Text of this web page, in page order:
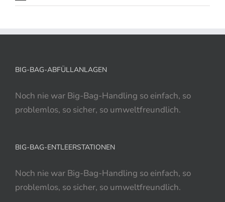
BIG-BAG-ABFÜLLANLAGEN
Noch nie war Big-Bag-Handling so einfach, so
problemlos, so sicher, so umweltfreundlich.
BIG-BAG-ENTLEERSTATIONEN
Noch nie war Big-Bag-Handling so einfach, so
problemlos, so sicher, so umweltfreundlich.